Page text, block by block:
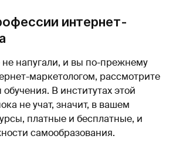
интернет-
напугали, и вы по-прежнему
маркетологом, рассмотрите
В институтах этой
не учат, значит, в вашем
платные и бесплатные, и
самообразования.